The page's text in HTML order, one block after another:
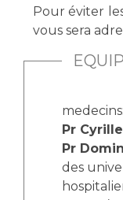
Infos COVID-19
Vivre
Culture à l'hôpital
Laïcité et cultes
Les associations
Livret d'accueil
Emplois divers
Emplois socio-
Stages
Chercheurs
La recherche
Les structures
Pour éviter
vous sera
medecins:
Pr
Pr
des